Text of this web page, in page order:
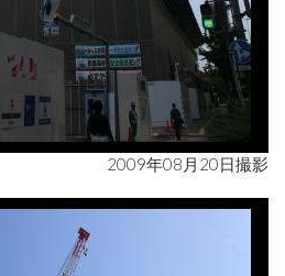
2009年08月20日撮影